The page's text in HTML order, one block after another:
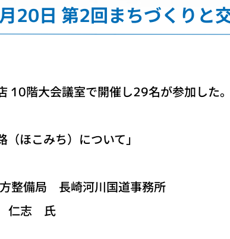
20日 第2回まちづくりと
10階大会議室で開催し29名が参加した。
こみち）について」
備局 長崎河川国道事務所
氏